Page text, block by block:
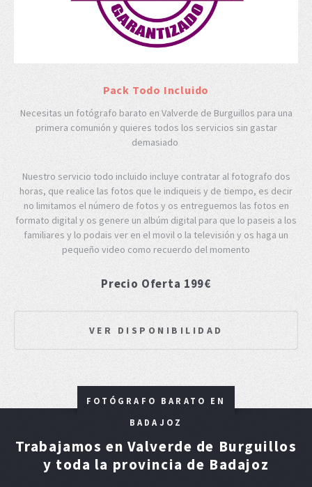
Pack Todo Incluido
Necesitas un fotógrafo barato en Valverde de Burguillos para una
primera comunión y quieres todos los servicios sin gastar
demasiado
Nuestro servicio todo incluido incluye contratar al fotografo dos
horas, que realice las fotos que le indiqueis y de tiempo, es decir
no limitamos el número de fotos y os entreguemos las fotos en
formato digital y os genere un albúm digital para que lo paseis a los
familiares y lo podais ver en el movil o la televisión y os haga un
pequeño video como recuerdo del momento
Precio Oferta 199€
VER DISPONIBILIDAD
FOTÓGRAFO BARATO EN
BADAJOZ
Trabajamos en Valverde de Burguillos
y toda la provincia de Badajoz